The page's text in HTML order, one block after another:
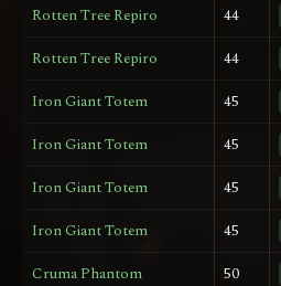
Rotten Tree Repiro
44
Rotten Tree Repiro
44
Iron Giant Totem
45
Iron Giant Totem
45
Iron Giant Totem
45
Iron Giant Totem
45
Cruma Phantom
50